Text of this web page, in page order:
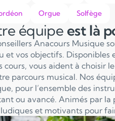
Orgue Solfège
équipe est là
Anacours Musique
et vos objectifs.
cours, vous aident à choisir
parcours musical. Nos
pour l’ensemble des
ou avancé. Animés par la
et motivants pour